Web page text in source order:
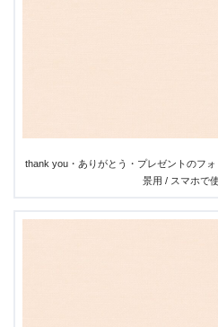
thank you・ありがとう・プレゼントのフ
景用 / スマホで